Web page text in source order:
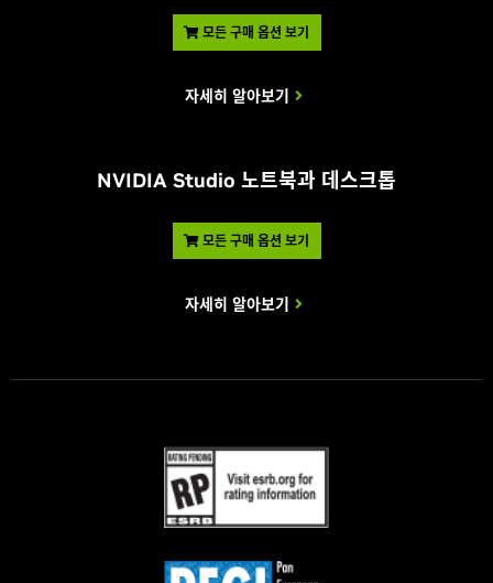
모든 구매 옵션 보기
자세히 알아보기
NVIDIA Studio 노트북과 데스크톱
모든 구매 옵션 보기
자세히 알아보기